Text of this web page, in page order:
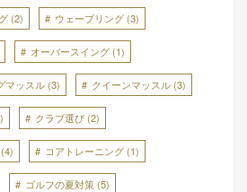
(2) ウェーブリング (3)
オーバースイング (1)
マッスル (3) クイーンマッスル (3)
クラブ選び (2)
(4) コアトレーニング (1)
ゴルフの夏対策 (5)